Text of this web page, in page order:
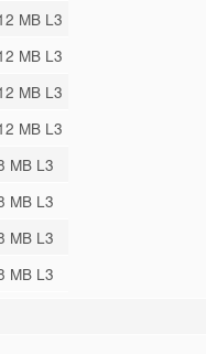
MB L3
MB L3
MB L3
MB L3
MB L3
MB L3
MB L3
MB L3